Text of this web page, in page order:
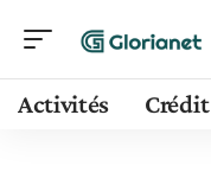
Activités Crédit